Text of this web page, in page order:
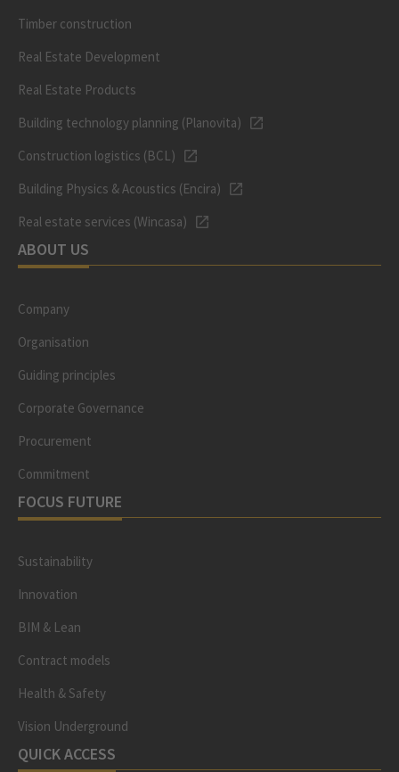
Timber construction
Real Estate Development
Real Estate Products
Building technology planning (Planovita)
Construction logistics (BCL)
Building Physics & Acoustics (Encira)
Real estate services (Wincasa)
ABOUT US
Company
Organisation
Guiding principles
Corporate Governance
Procurement
Commitment
FOCUS FUTURE
Sustainability
Innovation
BIM & Lean
Contract models
Health & Safety
Vision Underground
QUICK ACCESS